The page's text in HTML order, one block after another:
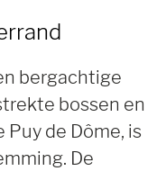
bergachtige
bossen en
de Dôme, is
De